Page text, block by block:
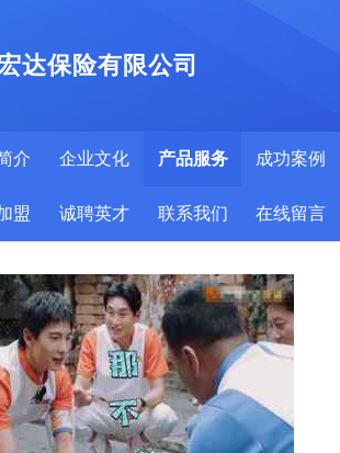
达保险有限公司
介 企业文化 产品服务 成功案例
盟 诚聘英才 联系我们 在线留言